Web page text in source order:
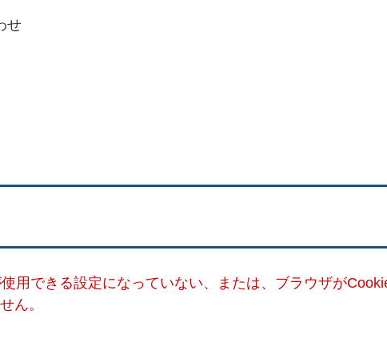
せ
用できる設定になっていない、または、ブラウザが
ん。